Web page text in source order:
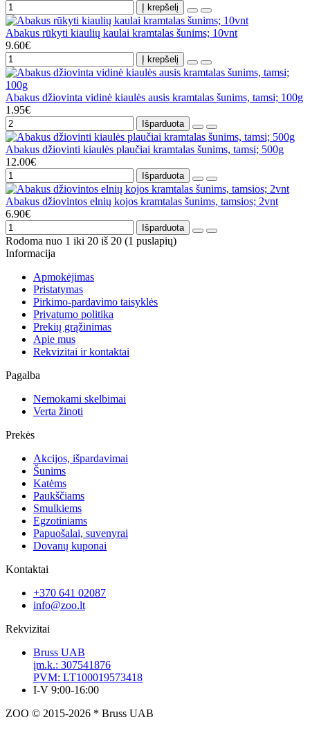
Į krepšelį
Abakus rūkyti kiaulių kaulai kramtalas šunims; 10vnt
9.60€
Į krepšelį
Abakus džiovinta vidinė kiaulės ausis kramtalas šunims, tamsi; 100g
1.95€
Išparduota
Abakus džiovinti kiaulės plaučiai kramtalas šunims, tamsi; 500g
12.00€
Išparduota
Abakus džiovintos elnių kojos kramtalas šunims, tamsios; 2vnt
6.90€
Išparduota
Rodoma nuo 1 iki 20 iš 20 (1 puslapių)
Informacija
Apmokėjimas
Pristatymas
Pirkimo-pardavimo taisyklės
Privatumo politika
Prekių grąžinimas
Apie mus
Rekvizitai ir kontaktai
Pagalba
Nemokami skelbimai
Verta žinoti
Prekės
Akcijos, išpardavimai
Šunims
Katėms
Paukščiams
Smulkiems
Egzotiniams
Papuošalai, suvenyrai
Dovanų kuponai
Kontaktai
+370 641 02087
info@zoo.lt
Rekvizitai
Bruss UAB
įm.k.: 307541876
PVM: LT100019573418
I-V 9:00-16:00
ZOO © 2015-2026 * Bruss UAB